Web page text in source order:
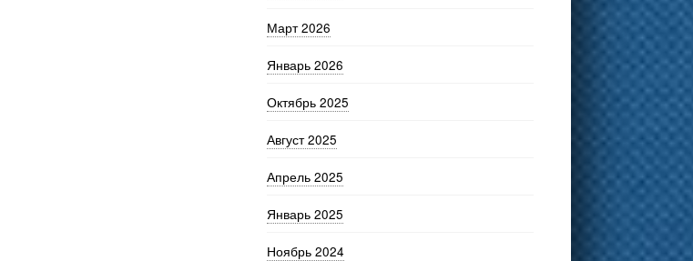
Март 2026
Январь 2026
Октябрь 2025
Август 2025
Апрель 2025
Январь 2025
Ноябрь 2024